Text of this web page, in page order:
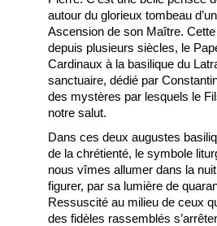
autour du glorieux tombeau
Ascension de son Maître.
depuis plusieurs siècles, le
Cardinaux à la basilique du
sanctuaire, dédié par
des mystères par lesquels le
notre salut.
Dans ces deux augustes
de la chrétienté, le symbole
nous vîmes allumer dans la
figurer, par sa lumière de
Ressuscité au milieu de ceux
des fidèles rassemblés